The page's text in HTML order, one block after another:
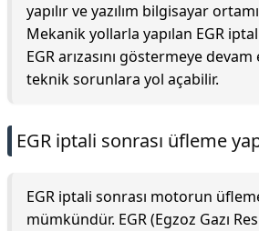
yapılır ve yazılım bilgisayar
Mekanik yollarla yapılan EGR
EGR arızasını göstermeye
teknik sorunlara yol açabilir.
EGR iptali sonrası üfleme
EGR iptali sonrası motorun
mümkündür. EGR (Egzoz Gazı